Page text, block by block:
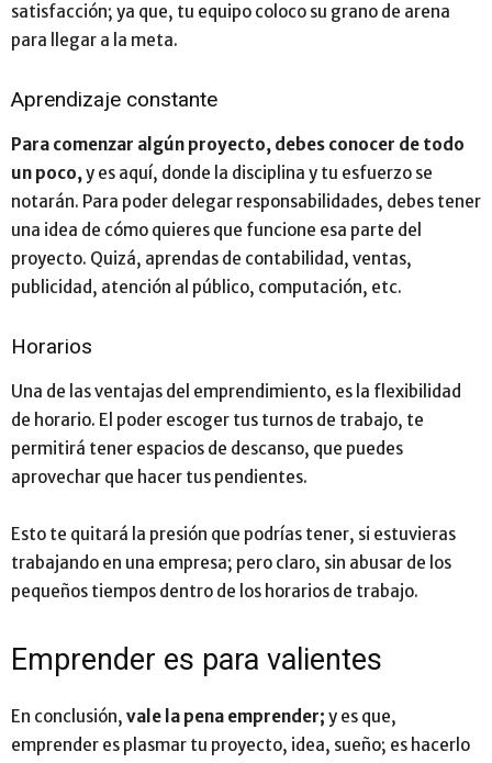
satisfacción; ya que, tu equipo coloco su grano de arena
para llegar a la meta.
Aprendizaje constante
Para comenzar algún proyecto, debes conocer de todo
un poco,y es aquí, donde la disciplina y tu esfuerzo se
notarán. Para poder delegar responsabilidades, debes tener
una idea de cómo quieres que funcione esa parte del
proyecto. Quizá, aprendas de contabilidad, ventas,
publicidad, atención al público, computación, etc.
Horarios
Una de las ventajas del emprendimiento, es la flexibilidad
de horario. El poder escoger tus turnos de trabajo, te
permitirá tener espacios de descanso, que puedes
aprovechar que hacer tus pendientes.
Esto te quitará la presión que podrías tener, si estuvieras
trabajando en una empresa; pero claro, sin abusar de los
pequeños tiempos dentro de los horarios de trabajo.
Emprender es para valientes
En conclusión, vale la pena emprender; y es que,
emprender es plasmar tu proyecto, idea, sueño; es hacerlo